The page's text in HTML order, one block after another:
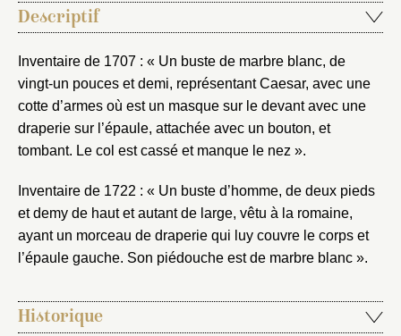
Descriptif
Inventaire de 1707 : « Un buste de marbre blanc, de
vingt-un pouces et demi, représentant Caesar, avec une
cotte d’armes où est un masque sur le devant avec une
draperie sur l’épaule, attachée avec un bouton, et
tombant. Le col est cassé et manque le nez ».
Inventaire de 1722 : « Un buste d’homme, de deux pieds
et demy de haut et autant de large, vêtu à la romaine,
ayant un morceau de draperie qui luy couvre le corps et
l’épaule gauche. Son piédouche est de marbre blanc ».
Historique
Fermer
notice
Nom du dossier
Valider
Nouveau dossier
Connexion
Courriel
Mot de passe